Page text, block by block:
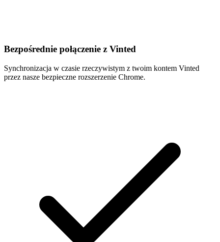
Bezpośrednie połączenie z Vinted
Synchronizacja w czasie rzeczywistym z twoim kontem Vinted
przez nasze bezpieczne rozszerzenie Chrome.